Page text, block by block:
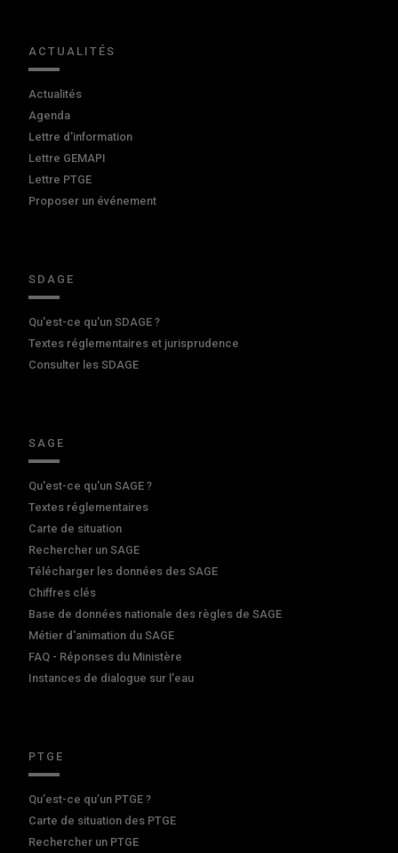
ACTUALITÉS
Actualités
Agenda
Lettre d'information
Lettre GEMAPI
Lettre PTGE
Proposer un événement
SDAGE
Qu'est-ce qu'un SDAGE ?
Textes réglementaires et jurisprudence
Consulter les SDAGE
SAGE
Qu'est-ce qu'un SAGE ?
Textes réglementaires
Carte de situation
Rechercher un SAGE
Télécharger les données des SAGE
Chiffres clés
Base de données nationale des règles de SAGE
Métier d'animation du SAGE
FAQ - Réponses du Ministère
Instances de dialogue sur l'eau
PTGE
Qu’est-ce qu’un PTGE ?
Carte de situation des PTGE
Rechercher un PTGE